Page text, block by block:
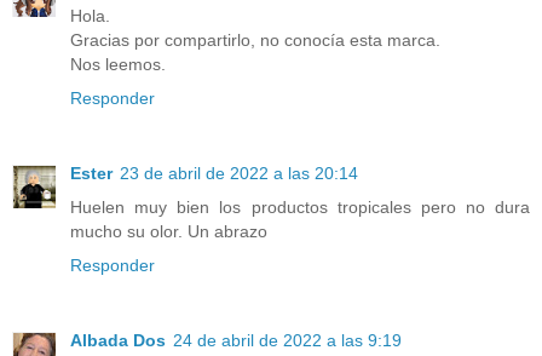
Hola.
Gracias por compartirlo, no conocía esta marca.
Nos leemos.
Responder
Ester 23 de abril de 2022 a las 20:14
Huelen muy bien los productos tropicales pero no dura
mucho su olor. Un abrazo
Responder
Albada Dos 24 de abril de 2022 a las 9:19